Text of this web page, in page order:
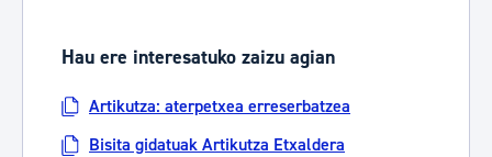
Hau ere interesatuko zaizu agian
Artikutza: aterpetxea erreserbatzea
Bisita gidatuak Artikutza Etxaldera